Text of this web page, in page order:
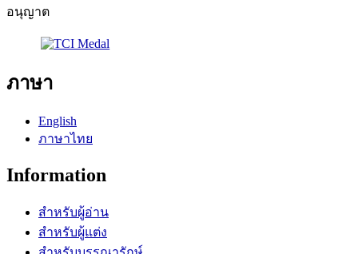
อนุญาต
ภาษา
English
ภาษาไทย
Information
สำหรับผู้อ่าน
สำหรับผู้แต่ง